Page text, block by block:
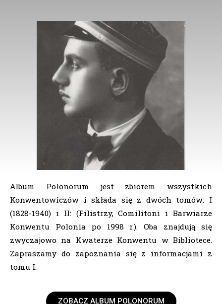
Album Polonorum jest zbiorem wszystkich
Konwentowiczów i składa się z dwóch tomów: I
(1828-1940) i II: (Filistrzy, Comilitoni i Barwiarze
Konwentu Polonia po 1998 r.). Oba znajdują się
zwyczajowo na Kwaterze Konwentu w Bibliotece.
Zapraszamy do zapoznania się z informacjami z
tomu I.
ZOBACZ ALBUM POLONORUM